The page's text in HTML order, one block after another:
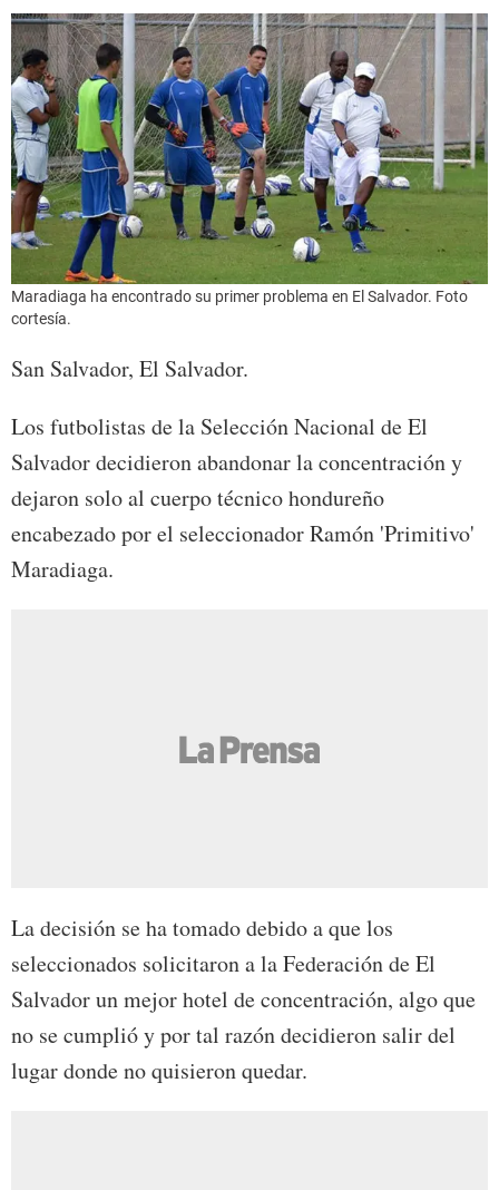
Maradiaga ha encontrado su primer problema en El Salvador. Foto
cortesía.
San Salvador, El Salvador.
Los futbolistas de la Selección Nacional de El
Salvador decidieron abandonar la concentración y
dejaron solo al cuerpo técnico hondureño
encabezado por el seleccionador Ramón 'Primitivo'
Maradiaga.
La decisión se ha tomado debido a que los
seleccionados solicitaron a la Federación de El
Salvador un mejor hotel de concentración, algo que
no se cumplió y por tal razón decidieron salir del
lugar donde no quisieron quedar.